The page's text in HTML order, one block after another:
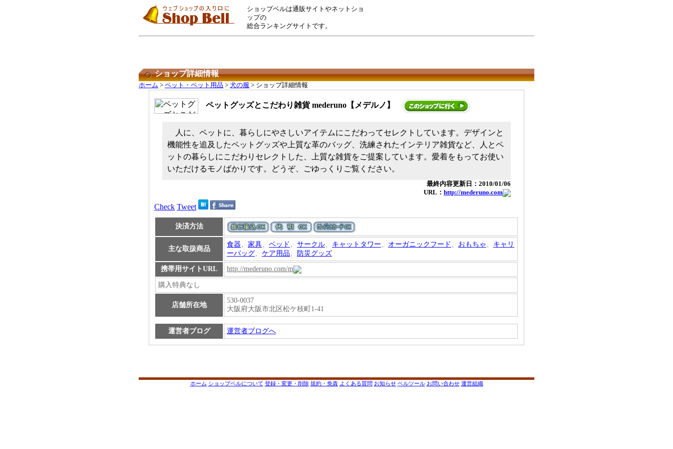
ショップベルは通販サイトやネットショ
ップの
総合ランキングサイトです。
ショップ詳細情報
ホーム > ペット・ペット用品 > 犬の服 > ショップ詳細情報
ペットグッズとこだわり雑貨 mederuno【メデルノ】
人に、ペットに、暮らしにやさしいアイテムにこだわってセレクトしています。デザインと
機能性を追及したペットグッズや上質な革のバッグ、洗練されたインテリア雑貨など、人とペ
ットの暮らしにこだわりセレクトした、上質な雑貨をご提案しています。愛着をもってお使い
いただけるモノばかりです。どうぞ、ごゆっくりご覧ください。
最終内容更新日：2010/01/06
URL： http://mederuno.com
Check Tweet
決済方法
主な取扱商品
食器、 家具、 ベッド 、 サークル、 キャットタワー、 オーガニックフード 、 おもちゃ、 キャリ
ーバッグ、 ケア用品、 防災グッズ
携帯用サイトURL http://mederuno.com/m
購入特典なし
店舗所在地
530-0037
大阪府大阪市北区松ケ枝町1-41
運営者ブログ 運営者ブログへ
ホーム ショップベルについて 登録・変更・削除 規約・免責 よくある質問 お知らせ ベルツール お問い合わせ 運営組織